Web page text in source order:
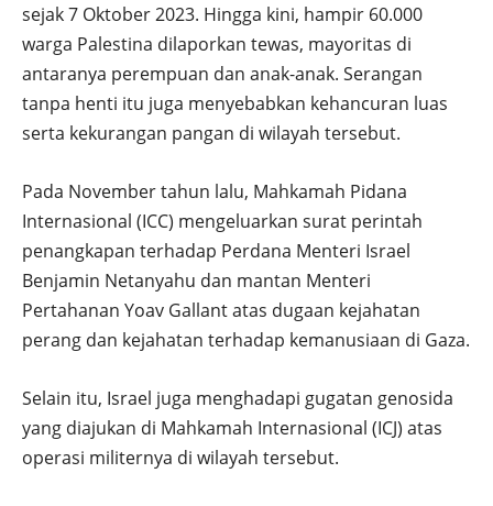
sejak 7 Oktober 2023. Hingga kini, hampir 60.000
warga Palestina dilaporkan tewas, mayoritas di
antaranya perempuan dan anak-anak. Serangan
tanpa henti itu juga menyebabkan kehancuran luas
serta kekurangan pangan di wilayah tersebut.
Pada November tahun lalu, Mahkamah Pidana
Internasional (ICC) mengeluarkan surat perintah
penangkapan terhadap Perdana Menteri Israel
Benjamin Netanyahu dan mantan Menteri
Pertahanan Yoav Gallant atas dugaan kejahatan
perang dan kejahatan terhadap kemanusiaan di Gaza.
Selain itu, Israel juga menghadapi gugatan genosida
yang diajukan di Mahkamah Internasional (ICJ) atas
operasi militernya di wilayah tersebut.